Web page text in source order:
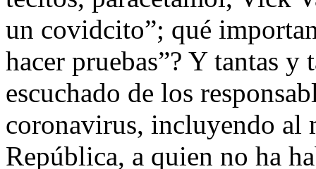
un covidcito”; qué
hacer pruebas”? Y tantas y
escuchado de los
coronavirus, incluyendo al
República, a quien no ha